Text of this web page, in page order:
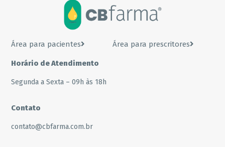
Área para pacientes Área para prescritores
Horário de Atendimento
Segunda a Sexta – 09h às 18h
Contato
contato@cbfarma.com.br